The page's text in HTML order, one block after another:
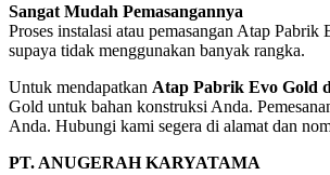
Sangat Mudah Pemasangannya
Proses instalasi atau pemasangan Atap
supaya tidak menggunakan banyak rangka.
Untuk mendapatkan Atap Pabrik Evo Gold
Gold untuk bahan konstruksi Anda.
Anda. Hubungi kami segera di alamat dan
PT. ANUGERAH KARYATAMA